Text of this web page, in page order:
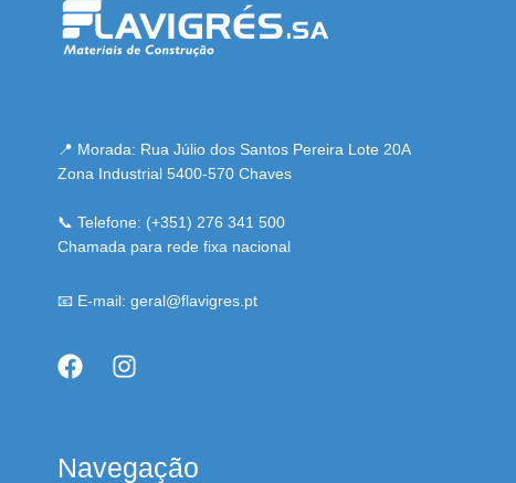
📍 Morada: Rua Júlio dos Santos Pereira Lote 20A
Zona Industrial 5400-570 Chaves
📞 Telefone: (+351) 276 341 500
Chamada para rede fixa nacional
📧 E-mail: geral@flavigres.pt
Navegação